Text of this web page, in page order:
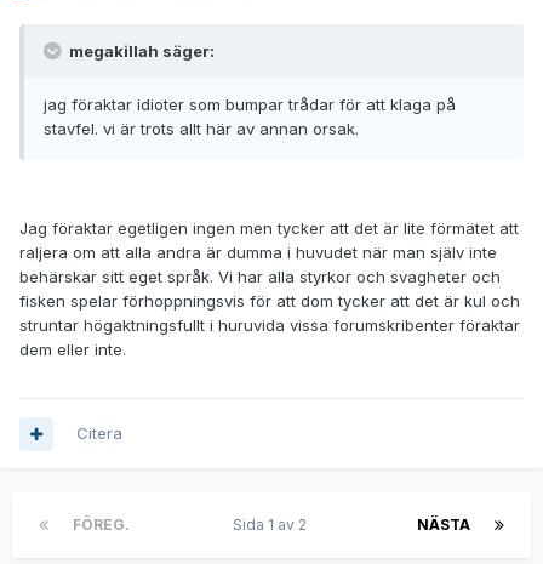
megakillah säger:
jag föraktar idioter som bumpar trådar för att klaga på
stavfel. vi är trots allt här av annan orsak.
Jag föraktar egetligen ingen men tycker att det är lite förmätet att
raljera om att alla andra är dumma i huvudet när man själv inte
behärskar sitt eget språk. Vi har alla styrkor och svagheter och
fisken spelar förhoppningsvis för att dom tycker att det är kul och
struntar högaktningsfullt i huruvida vissa forumskribenter föraktar
dem eller inte.
Citera
FÖREG. NÄSTA
Sida 1 av 2